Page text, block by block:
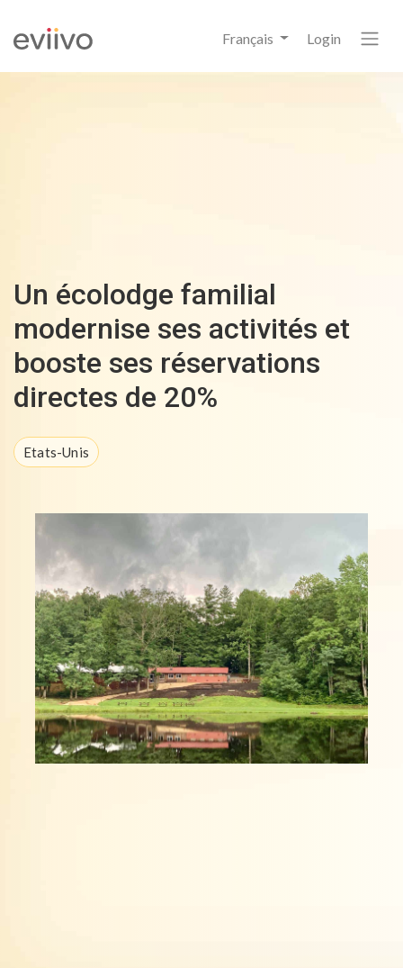
Français Login
Un écolodge familial
modernise ses activités et
booste ses réservations
directes de 20%
Etats-Unis